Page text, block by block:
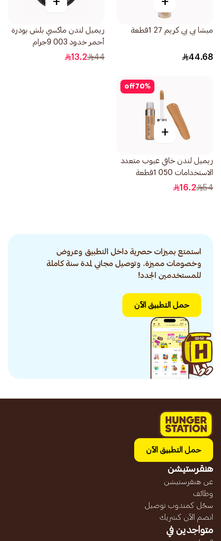
ميشا بي بي كريم 27 1قطعة
44.68
ريميل لندن ماكسي بلش بودرة
أحمر خدود 003 9جرام
44
13.2
70%
off
+
ريميل لندن خافي عيوب متعدد
الاستخدامات 050 1قطعة
54
16.2
استمتع بميزات حصرية داخل التطبيق وعروض
وخصومات مميزة. وتوصيل مجاني لمدة سنة كاملة
للمستخدمين الجدد!
حمل التطبيق الآن
حمل التطبيق الآن
هنقرستيشن
عن هنقرستيشن
وظائف
سجّل كمندوب توصيل
انضم الآن كشريك
متواجدين في